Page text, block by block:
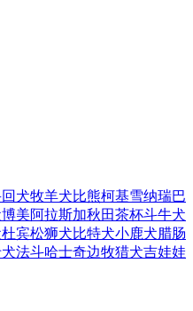
犬牧羊犬比熊柯基雪纳瑞巴
博美阿拉斯加秋田茶杯斗牛犬
杜宾松狮犬比特犬小鹿犬腊肠
法斗哈士奇边牧猎犬吉娃娃